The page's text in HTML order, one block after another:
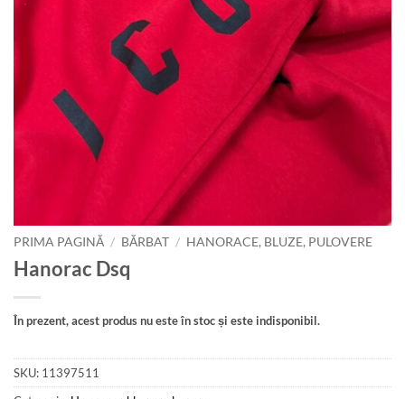
PRIMA PAGINĂ / BĂRBAT / HANORACE, BLUZE, PULOVERE
Hanorac Dsq
În prezent, acest produs nu este în stoc și este indisponibil.
SKU: 11397511